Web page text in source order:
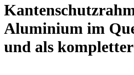
Aluminium im
und als